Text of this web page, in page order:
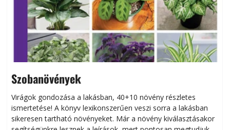
Szobanövények
Virágok gondozása a lakásban, 40+10 növény részletes
ismertetése! A könyv lexikonszerűen veszi sorra a lakásban
sikeresen tart­ha­tó növényeket. Már a növény kiválasztásakor